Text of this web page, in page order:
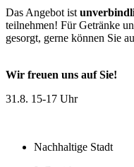
Das Angebot ist
teilnehmen! Für Getränke
gesorgt, gerne können Sie
Wir freuen uns auf Sie!
31.8. 15-17 Uhr
Nachhaltige Stadt